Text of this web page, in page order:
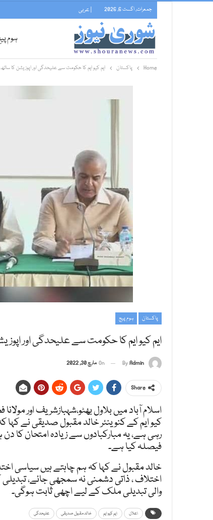
جمعرات, اگست 6, 2026 | عربی
ہوم
Home پاکستان ایم کیو ایم کا حکومت سے علیحدگی اور اپوزیشن کا
پاکستان ہوم پیج
ایم کیو ایم کا حکومت سے علیحدگی اور
ByAdmin
On مارچ 30, 2022
Share
اسلام آباد میں بلاول بھٹو،شہبازشریف اور
کیو ایم کے کنوینئر خالد مقبول صدیقی نے کہا
رہی ہے، یہ مبارکبادوں سے زیادہ امتحان کا
فیصلہ کیا ہے۔
خالد مقبول نے کہا کہ ہم چاہتے ہیں سیاسی
اختلاف ، ذاتی دشمنی نہ سمجھی جائے،
والی تبدیلی ملک کے لیے اچھی ثابت ہوگی۔
اعلان ایم کیو ایم خالد مقبول صدیقی علیحدگی